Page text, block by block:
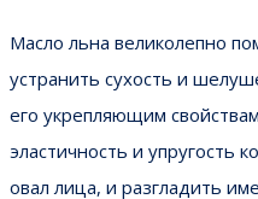
Масло льна великолепно
устранить сухость и
его укрепляющим
эластичность и упругость
овал лица, и разгладить